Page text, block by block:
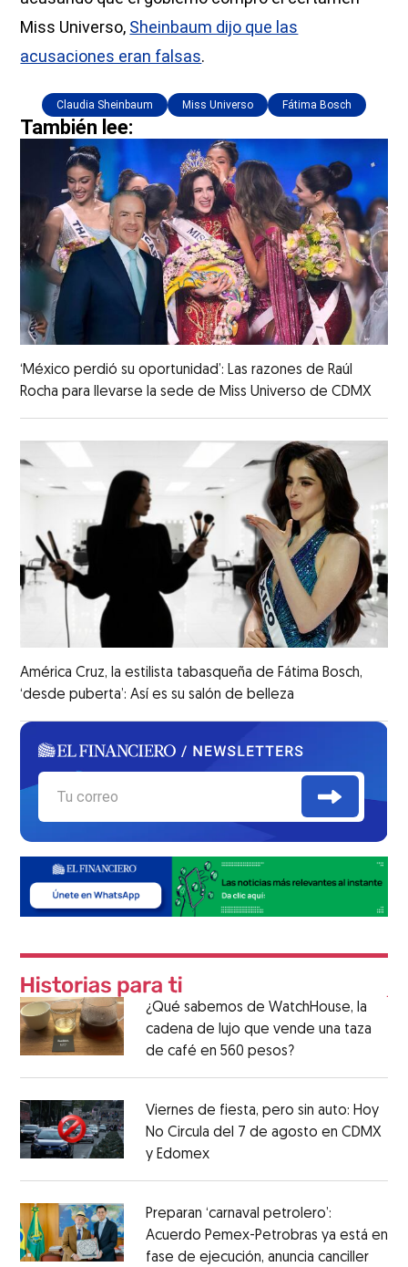
Miss Universo, Sheinbaum dijo que las
acusaciones eran falsas.
Claudia Sheinbaum Miss Universo Fátima Bosch
También lee:
‘México perdió su oportunidad’: Las razones de Raúl
Rocha para llevarse la sede de Miss Universo de CDMX
América Cruz, la estilista tabasqueña de Fátima Bosch,
‘desde puberta’: Así es su salón de belleza
¿Qué sabemos de WatchHouse, la
cadena de lujo que vende una taza
de café en 560 pesos?
Viernes de fiesta, pero sin auto: Hoy
No Circula del 7 de agosto en CDMX
y Edomex
Preparan ‘carnaval petrolero’:
Acuerdo Pemex-Petrobras ya está en
fase de ejecución, anuncia canciller